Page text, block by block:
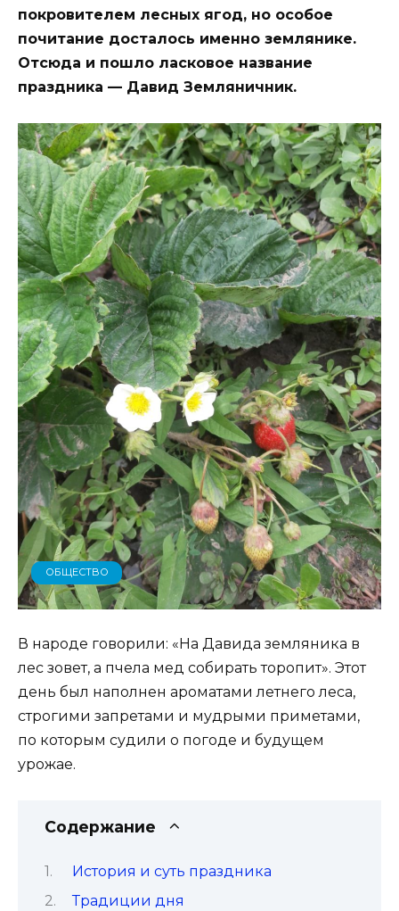
покровителем лесных ягод, но особое
почитание досталось именно землянике.
Отсюда и пошло ласковое название
праздника — Давид Земляничник.
ОБЩЕСТВО
В народе говорили: «На Давида земляника в
лес зовет, а пчела мед собирать торопит». Этот
день был наполнен ароматами летнего леса,
строгими запретами и мудрыми приметами,
по которым судили о погоде и будущем
урожае.
Содержание
История и суть праздника
Традиции дня